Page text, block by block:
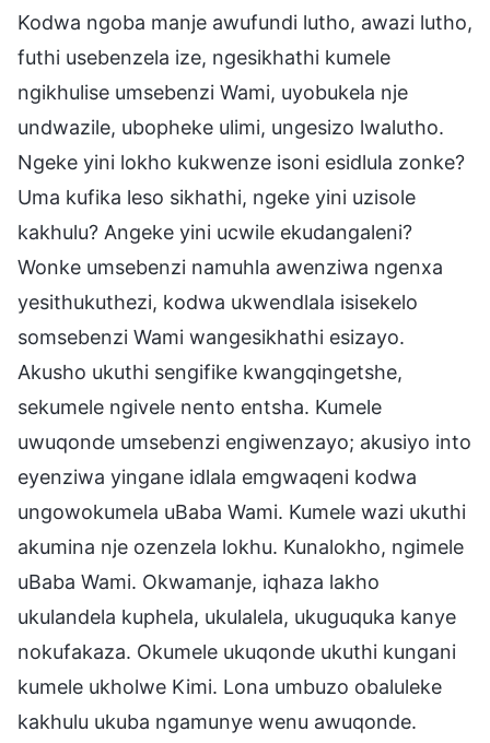
Kodwa ngoba manje awufundi lutho, awazi lutho,
futhi usebenzela ize, ngesikhathi kumele
ngikhulise umsebenzi Wami, uyobukela nje
undwazile, ubopheke ulimi, ungesizo lwalutho.
Ngeke yini lokho kukwenze isoni esidlula zonke?
Uma kufika leso sikhathi, ngeke yini uzisole
kakhulu? Angeke yini ucwile ekudangaleni?
Wonke umsebenzi namuhla awenziwa ngenxa
yesithukuthezi, kodwa ukwendlala isisekelo
somsebenzi Wami wangesikhathi esizayo.
Akusho ukuthi sengifike kwangqingetshe,
sekumele ngivele nento entsha. Kumele
uwuqonde umsebenzi engiwenzayo; akusiyo into
eyenziwa yingane idlala emgwaqeni kodwa
ungowokumela uBaba Wami. Kumele wazi ukuthi
akumina nje ozenzela lokhu. Kunalokho, ngimele
uBaba Wami. Okwamanje, iqhaza lakho
ukulandela kuphela, ukulalela, ukuguquka kanye
nokufakaza. Okumele ukuqonde ukuthi kungani
kumele ukholwe Kimi. Lona umbuzo obaluleke
kakhulu ukuba ngamunye wenu awuqonde.